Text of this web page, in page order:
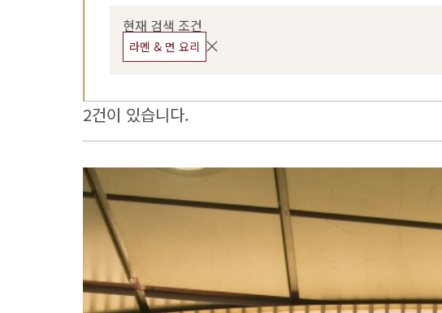
현재 검색 조건
라멘 & 면 요리
2건이 있습니다.
more